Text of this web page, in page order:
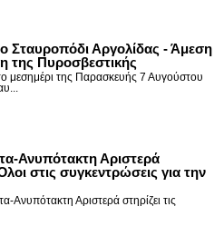
Σταυροπόδι Αργολίδας - Άμεση
της Πυροσβεστικής
μεσημέρι της Παρασκευής 7 Αυγούστου
Ανυπότακτη Αριστερά
στις συγκεντρώσεις για την
Ανυπότακτη Αριστερά στηρίζει τις